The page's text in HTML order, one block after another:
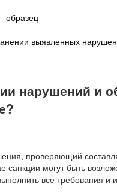
образец
выявленных
нарушений и
проверяющий
санкции могут быть
все требования и